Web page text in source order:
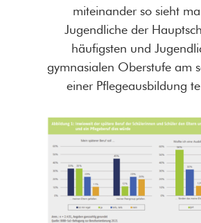
miteinander so sieht
Jugendliche der
häufigsten und
gymnasialen Oberstufe am
einer Pflegeausbildung